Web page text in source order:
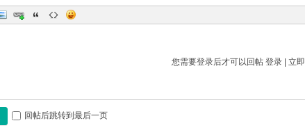
您需要登录后才可以回帖 登录| 立
回帖后跳转到最后一页